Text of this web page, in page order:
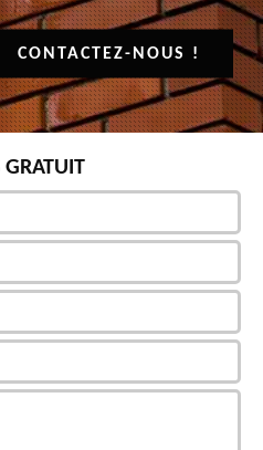
CONTACTEZ-NOUS !
GRATUIT